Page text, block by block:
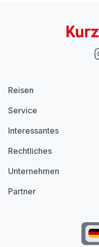
Reisen
Service
Interessantes
Rechtliches
Unternehmen
Partner